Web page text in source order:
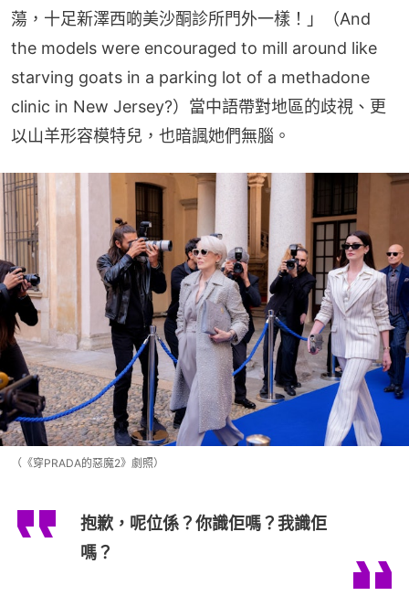
蕩，十足新澤西啲美沙酮診所門外一樣！」（And
the models were encouraged to mill around like
starving goats in a parking lot of a methadone
clinic in New Jersey?）當中語帶對地區的歧視、更
以山羊形容模特兒，也暗諷她們無腦。
（《穿PRADA的惡魔2》劇照）
抱歉，呢位係？你識佢嗎？我識佢
嗎？